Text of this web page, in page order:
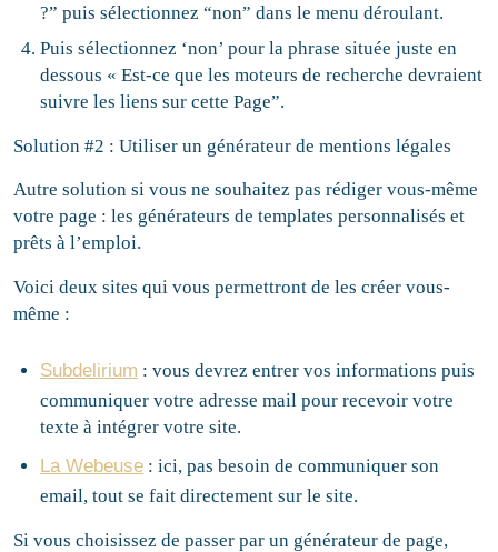
?” puis sélectionnez “non” dans le menu déroulant.
Puis sélectionnez ‘non’ pour la phrase située juste en
dessous « Est-ce que les moteurs de recherche devraient
suivre les liens sur cette Page”.
Solution #2 : Utiliser un générateur de mentions légales
Autre solution si vous ne souhaitez pas rédiger vous-même
votre page : les générateurs de templates personnalisés et
prêts à l’emploi.
Voici deux sites qui vous permettront de les créer vous-
même :
Subdelirium : vous devrez entrer vos informations puis
communiquer votre adresse mail pour recevoir votre
texte à intégrer votre site.
La Webeuse : ici, pas besoin de communiquer son
email, tout se fait directement sur le site.
Si vous choisissez de passer par un générateur de page,